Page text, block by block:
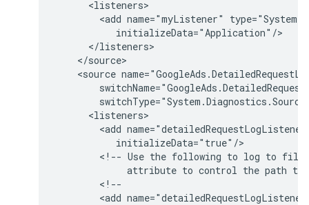
<add name="myListener"
<source
<add
<!-- Use the following to log to file.
attribute to control the path to
<add